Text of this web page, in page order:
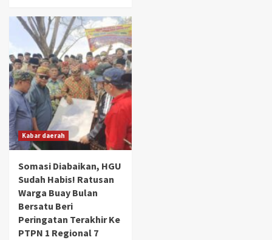
Kabar daerah
Somasi Diabaikan, HGU
Sudah Habis! Ratusan
Warga Buay Bulan
Bersatu Beri
Peringatan Terakhir Ke
PTPN 1 Regional 7